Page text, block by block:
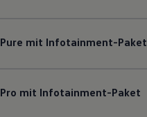
Pure mit Infotainment-Paket
Pro mit Infotainment-Paket